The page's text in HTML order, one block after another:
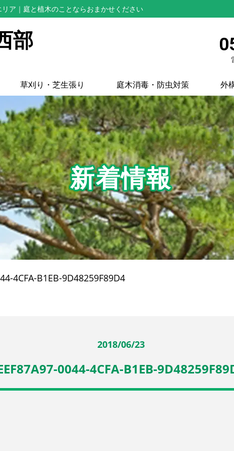
ア ｜庭と植木のことならおまかせください
部
草刈り・芝生張り 庭木消毒・防虫対策 外
新着情報
4CFA-B1EB-9D48259F89D4
2018/06/23
0044-4CFA-B1EB-